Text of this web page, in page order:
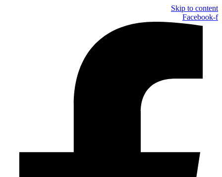
Skip to content
Facebook-f